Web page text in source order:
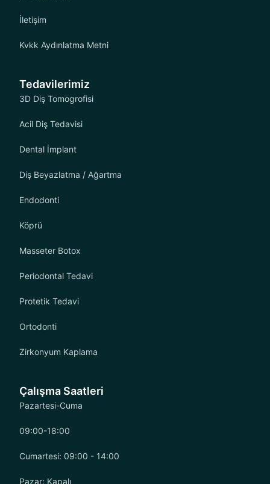
İletişim
Kvkk Aydınlatma Metni
Tedavilerimiz
3D Diş Tomogrofisi
Acil Diş Tedavisi
Dental İmplant
Diş Beyazlatma / Ağartma
Endodonti
Köprü
Masseter Botox
Periodontal Tedavi
Protetik Tedavi
Ortodonti
Zirkonyum Kaplama
Çalışma Saatleri
Pazartesi-Cuma
09:00-18:00
Cumartesi: 09:00 - 14:00
Pazar: Kapalı